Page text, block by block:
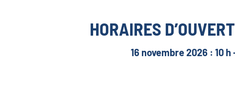
HORAIRES
16 novembre 2026 : 10 h